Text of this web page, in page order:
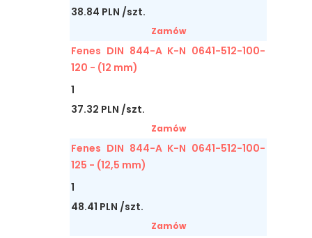
38.84 PLN /szt.
Zamów
Fenes DIN 844-A K-N 0641-512-100-
120 - (12 mm)
1
37.32 PLN /szt.
Zamów
Fenes DIN 844-A K-N 0641-512-100-
125 - (12,5 mm)
1
48.41 PLN /szt.
Zamów